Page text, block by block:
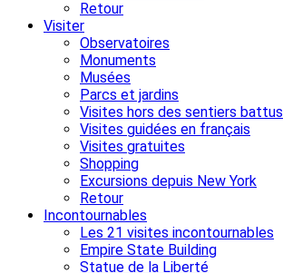
Retour
Visiter
Observatoires
Monuments
Musées
Parcs et jardins
Visites hors des sentiers battus
Visites guidées en français
Visites gratuites
Shopping
Excursions depuis New York
Retour
Incontournables
Les 21 visites incontournables
Empire State Building
Statue de la Liberté